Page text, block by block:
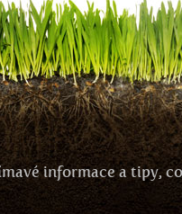
informace a tipy,